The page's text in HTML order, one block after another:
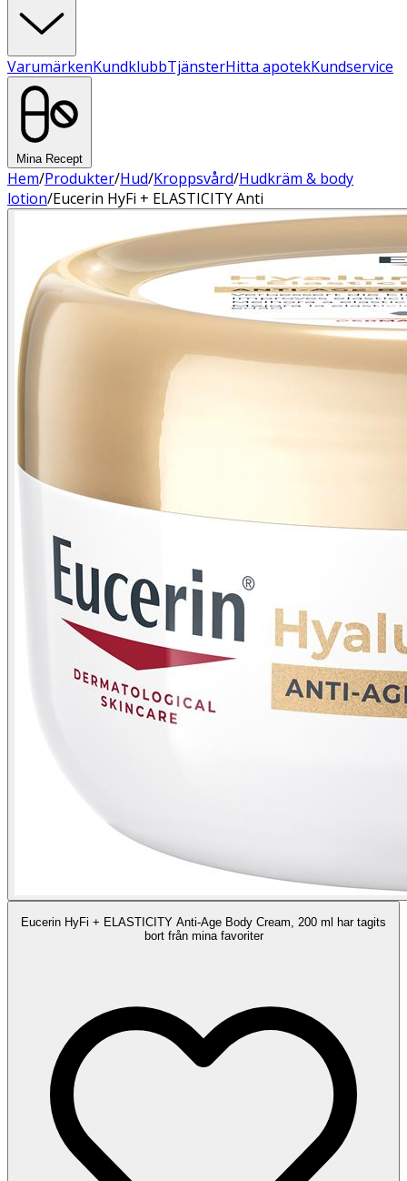
VarumärkenKundklubbTjänsterHitta apotekKundservice
Mina Recept
Hem/Produkter/Hud/Kroppsvård/Hudkräm & body
lotion/Eucerin HyFi + ELASTICITY Anti
Eucerin HyFi + ELASTICITY Anti-Age Body Cream, 200 ml har tagits
bort från mina favoriter